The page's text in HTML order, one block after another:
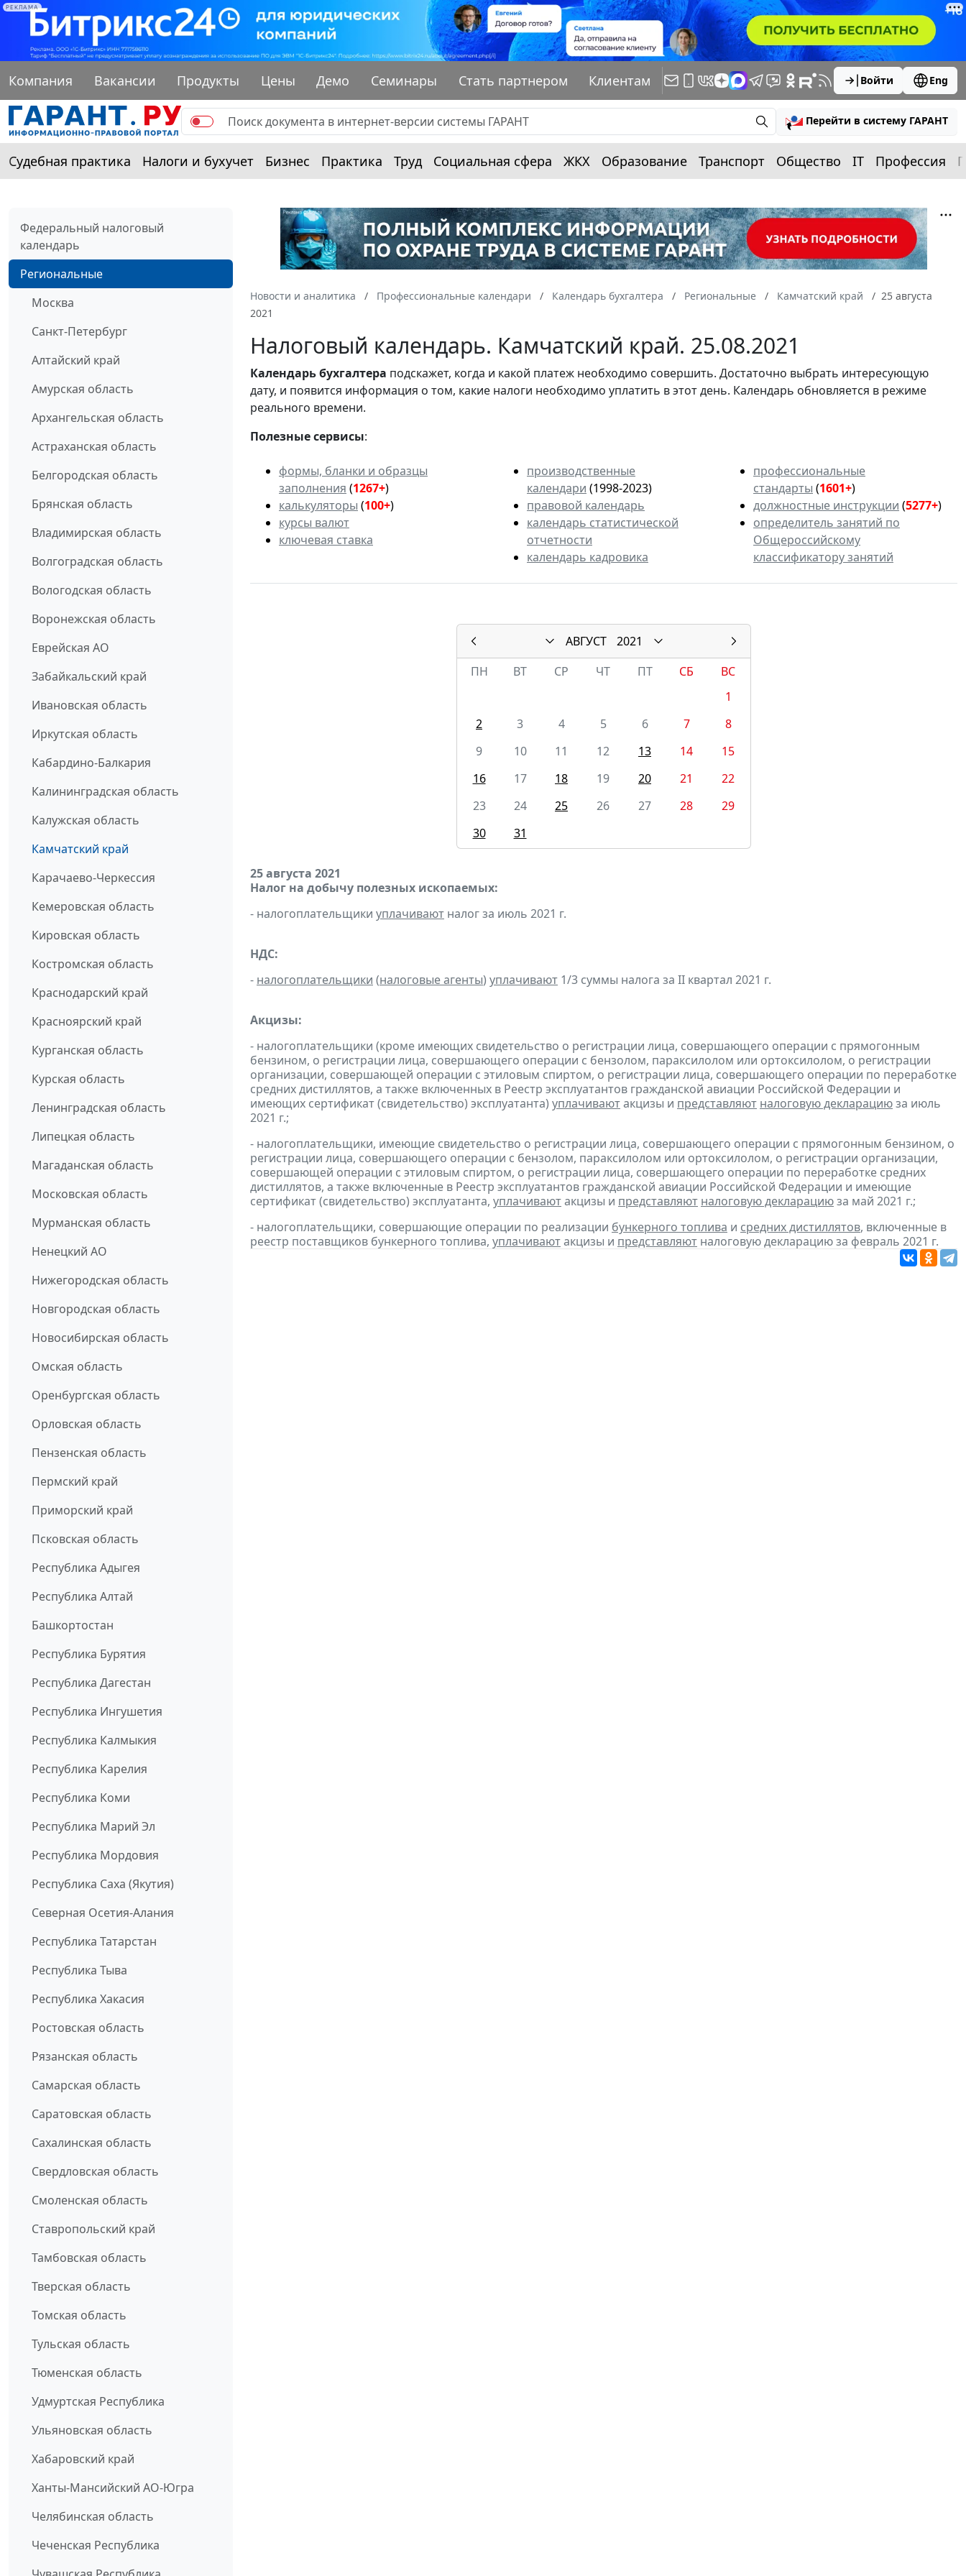
РЕКЛАМА
Компания Вакансии Продукты Цены Демо Семинары Стать партнером Клиентам Войти Eng
Перейти в систему ГАРАНТ
Судебная практика Налоги и бухучет Бизнес Практика Труд Социальная сфера ЖКХ Образование Транспорт Общество IT Профессия
Федеральный налоговый
календарь
Региональные
Москва
Санкт-Петербург
Алтайский край
Амурская область
Архангельская область
Астраханская область
Белгородская область
Брянская область
Владимирская область
Волгоградская область
Вологодская область
Воронежская область
Еврейская АО
Забайкальский край
Ивановская область
Иркутская область
Кабардино-Балкария
Калининградская область
Калужская область
Камчатский край
Карачаево-Черкессия
Кемеровская область
Кировская область
Костромская область
Краснодарский край
Красноярский край
Курганская область
Курская область
Ленинградская область
Липецкая область
Магаданская область
Московская область
Мурманская область
Ненецкий АО
Нижегородская область
Новгородская область
Новосибирская область
Омская область
Оренбургская область
Орловская область
Пензенская область
Пермский край
Приморский край
Псковская область
Республика Адыгея
Республика Алтай
Башкортостан
Республика Бурятия
Республика Дагестан
Республика Ингушетия
Республика Калмыкия
Республика Карелия
Республика Коми
Республика Марий Эл
Республика Мордовия
Республика Саха (Якутия)
Северная Осетия-Алания
Республика Татарстан
Республика Тыва
Республика Хакасия
Ростовская область
Рязанская область
Самарская область
Саратовская область
Сахалинская область
Свердловская область
Смоленская область
Ставропольский край
Тамбовская область
Тверская область
Томская область
Тульская область
Тюменская область
Удмуртская Республика
Ульяновская область
Хабаровский край
Ханты-Мансийский АО-Югра
Челябинская область
Чеченская Республика
Новости и аналитика Профессиональные календари Календарь бухгалтера Региональные Камчатский край
25 августа
2021
Налоговый календарь. Камчатский край. 25.08.2021
Календарьбухгалтера подскажет, когда и какой платеж необходимо совершить. Достаточно выбрать интересующую
дату, и появится информация о том, какие налоги необходимо уплатить в этот день. Календарь обновляется в режиме
реального времени.
Полезные сервисы:
формы, бланки и образцы
заполнения (1267+)
калькуляторы (100+)
курсы валют
ключевая ставка
производственные
календари (1998-2023)
правовой календарь
календарь статистической
отчетности
календарь кадровика
профессиональные
стандарты (1601+)
должностные инструкции (5277+)
определитель занятий по
Общероссийскому
классификатору занятий
АВГУСТ
2021
ПН
ВТ СР ЧТ ПТ СБ
ВС
1
2
3 4 5 6 7
8
9
10 11 12 13 14
15
16
17 18 19 20 21
22
23
24 25 26 27 28
29
30
31
25 августа 2021
Налог на добычу полезных ископаемых:
- налогоплательщики уплачивают налог за июль 2021 г.
НДС:
- налогоплательщики (налоговые агенты) уплачивают 1/3 суммы налога за II квартал 2021 г.
Акцизы:
- налогоплательщики (кроме имеющих свидетельство о регистрации лица, совершающего операции с прямогонным
бензином, о регистрации лица, совершающего операции с бензолом, параксилолом или ортоксилолом, о регистрации
организации, совершающей операции с этиловым спиртом, о регистрации лица, совершающего операции по переработке
средних дистиллятов, а также включенных в Реестр эксплуатантов гражданской авиации Российской Федерации и
имеющих сертификат (свидетельство) эксплуатанта) уплачиваютакцизы и представляют налоговую декларациюза июль
2021 г.;
- налогоплательщики, имеющие свидетельство о регистрации лица, совершающего операции с прямогонным бензином, о
регистрации лица, совершающего операции с бензолом, параксилолом или ортоксилолом, о регистрации организации,
совершающей операции с этиловым спиртом, о регистрации лица, совершающего операции по переработке средних
дистиллятов, а также включенные в Реестр эксплуатантов гражданской авиации Российской Федерации и имеющие
сертификат (свидетельство) эксплуатанта, уплачиваютакцизы и представляют налоговую декларациюза май 2021 г.;
- налогоплательщики, совершающие операции по реализации бункерного топлива и средних дистиллятов, включенные в
реестр поставщиков бункерного топлива, уплачиваютакцизы и представляют налоговую декларацию за февраль 2021 г.